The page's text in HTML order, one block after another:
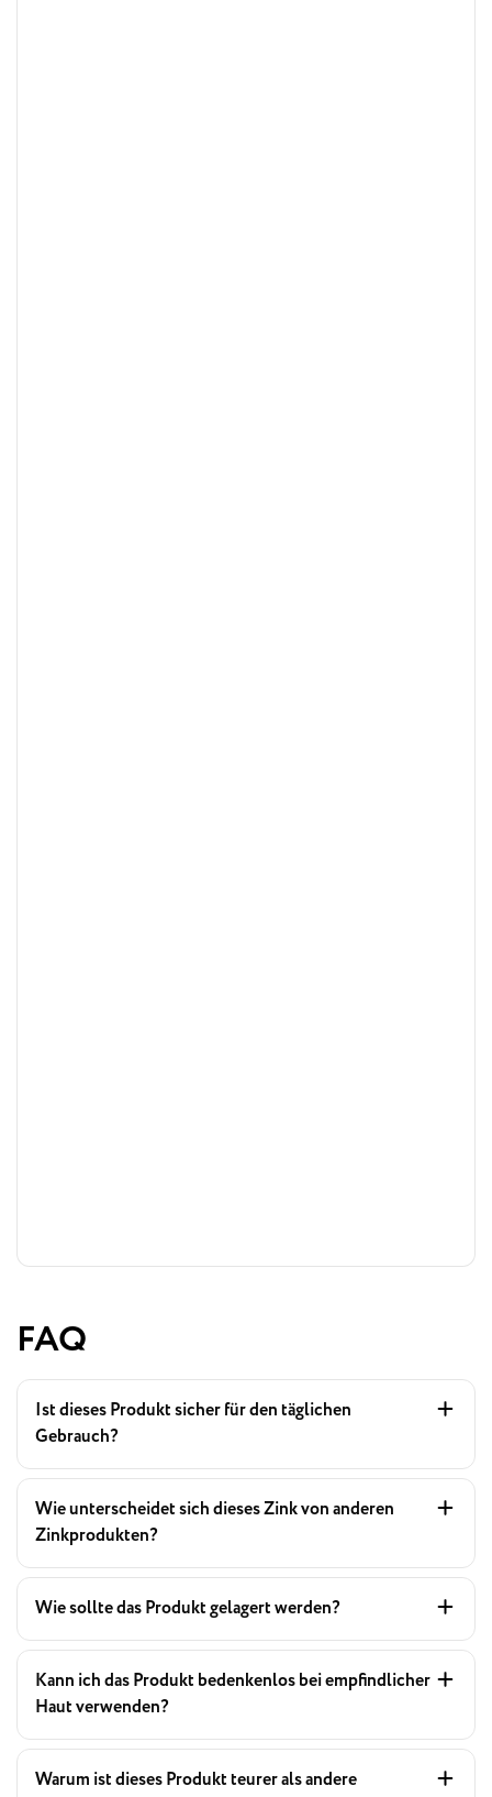
FAQ
Ist dieses Produkt sicher für den täglichen
Gebrauch?
Wie unterscheidet sich dieses Zink von anderen
Zinkprodukten?
Wie sollte das Produkt gelagert werden?
Kann ich das Produkt bedenkenlos bei empfindlicher
Haut verwenden?
Warum ist dieses Produkt teurer als andere